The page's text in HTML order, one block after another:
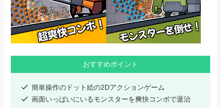
おすすめポイント
簡単操作のドット絵の2Dアクションゲーム
画面いっぱいにいるモンスターを爽快コンボで退治